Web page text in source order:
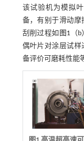
该试验机为模拟
备，有别于滑动
刮削过程如 图1 （
偶叶片对涂层试
备评价可磨耗性能